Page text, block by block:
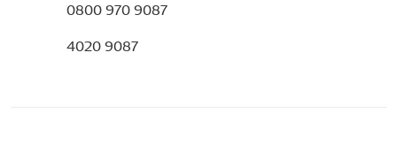
0800 970 9087
4020 9087